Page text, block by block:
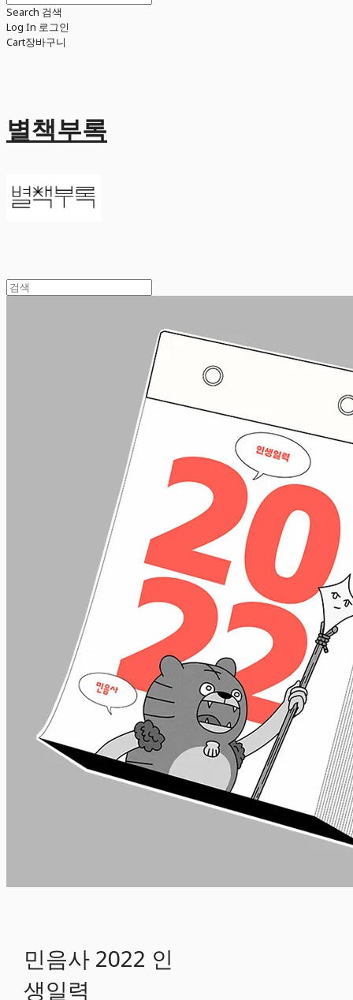
Search 검색
Log In 로그인
Cart장바구니
별책부록
민음사 2022 인
생일력